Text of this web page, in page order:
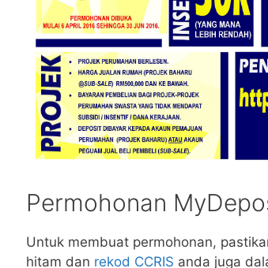
Permohonan
Untuk membuat permohonan,
hitam dan rekod CCRIS anda juga